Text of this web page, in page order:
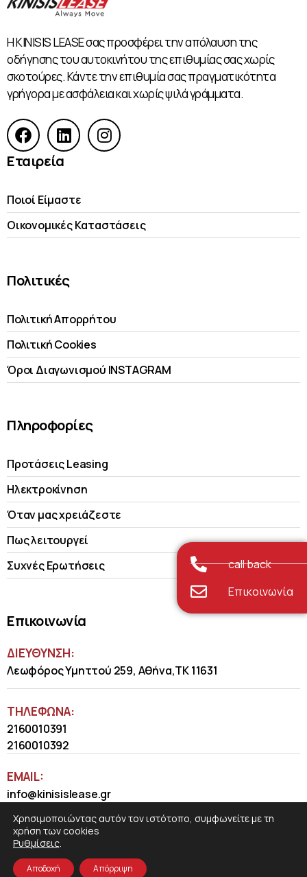
Η KINISIS LEASE σας προσφέρει την απόλαυση της
οδήγησης του αυτοκινήτου της επιθυμίας σας χωρίς
σκοτούρες. Κάντε την επιθυμία σας πραγματικότητα
γρήγορα με ασφάλεια και χωρίς ψιλά γράμματα.
Εταιρεία
Ποιοί Είμαστε
Οικονομικές Kαταστάσεις
Πολιτικές
Πολιτική Απορρήτου
Πολιτική Cookies
Όροι Διαγωνισμού INSTAGRAM
Πληροφορίες
Προτάσεις Leasing
Ηλεκτροκίνηση
Όταν μας χρειάζεστε
Πως λειτουργεί
Συχνές Ερωτήσεις
Επικοινωνία
ΔΙΕΥΘΥΝΣΗ:
Λεωφόρος Υμηττού 259, Αθήνα,ΤΚ 11631
ΤΗΛΈΦΩΝΑ:
2160010391
2160010392
EMAIL:
info@kinisislease.gr
call back
Επικοινωνία
Χρησιμοποιώντας αυτόν τον ιστότοπο, συμφωνείτε με τη
χρήση των cookies
Ρυθμίσεις.
Αποδοχή Απόρριψη